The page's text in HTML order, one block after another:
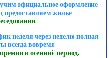
официальное оформление
предоставляем жилье
неделя через неделю полная
всегда вовремя
в осенний период.